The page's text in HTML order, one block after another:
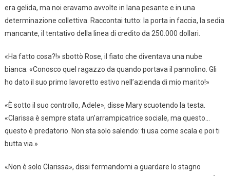
era gelida, ma noi eravamo avvolte in lana pesante e in una
determinazione collettiva. Raccontai tutto: la porta in faccia, la sedia
mancante, il tentativo della linea di credito da 250.000 dollari.
«Ha fatto cosa?!» sbottò Rose, il fiato che diventava una nube
bianca. «Conosco quel ragazzo da quando portava il pannolino. Gli
ho dato il suo primo lavoretto estivo nell’azienda di mio marito!»
«È sotto il suo controllo, Adele», disse Mary scuotendo la testa.
«Clarissa è sempre stata un’arrampicatrice sociale, ma questo…
questo è predatorio. Non sta solo salendo: ti usa come scala e poi ti
butta via.»
«Non è solo Clarissa», dissi fermandomi a guardare lo stagno